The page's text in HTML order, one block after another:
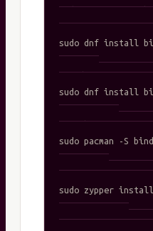
sudo yum install
# ИЛИ на новых
sudo dnf install
# Fedora
sudo dnf install
# Arch Linux
sudo pacman -S
# openSUSE
sudo zypper
# Alpine Linux